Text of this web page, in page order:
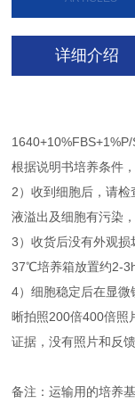
详细介绍
根据说明书培养条件
2）收到细胞后，请
液溢出及细胞有污染
3）收货后没有外观
37℃培养箱放置约2-
4）细胞稳定后在显
晰拍照200倍400倍照
证据，没有照片和反
备注：运输用的培养